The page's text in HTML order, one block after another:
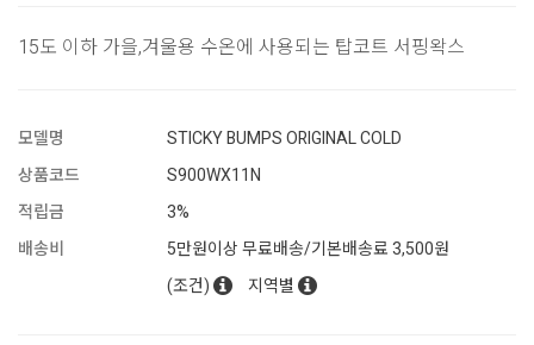
15도 이하 가을,겨울용 수온에 사용되는 탑코트 서핑왁스
모델명
STICKY BUMPS ORIGINAL COLD
상품코드
S900WX11N
적립금
3%
배송비
5만원이상 무료배송/기본배송료 3,500원
(조건)
지역별